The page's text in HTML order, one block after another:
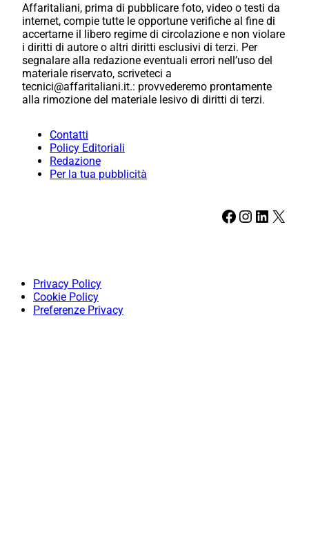
Affaritaliani, prima di pubblicare foto, video o testi da
internet, compie tutte le opportune verifiche al fine di
accertarne il libero regime di circolazione e non violare
i diritti di autore o altri diritti esclusivi di terzi. Per
segnalare alla redazione eventuali errori nell’uso del
materiale riservato, scriveteci a
tecnici@affaritaliani.it.: provvederemo prontamente
alla rimozione del materiale lesivo di diritti di terzi.
Contatti
Policy Editoriali
Redazione
Per la tua pubblicità
Facebook Instagram LinkedIn X
Privacy Policy
Cookie Policy
Preferenze Privacy